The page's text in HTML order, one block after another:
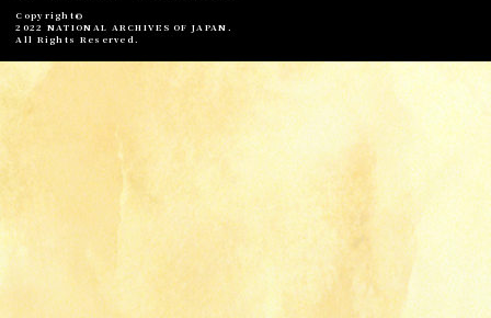
Copyright©
2022 NATIONAL ARCHIVES OF JAPAN.
All Rights Reserved.